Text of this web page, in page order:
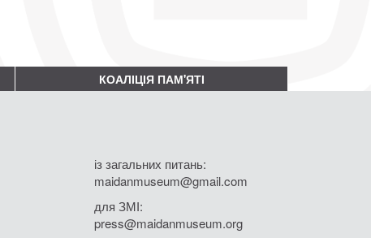
КОАЛІЦІЯ ПАМ'ЯТІ
із загальних питань:
maidanmuseum@gmail.com
для ЗМІ:
press@maidanmuseum.org